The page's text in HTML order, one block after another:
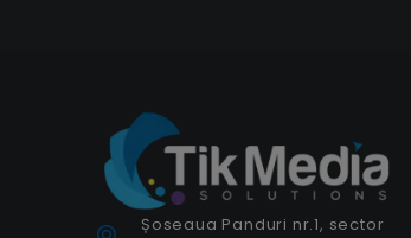
Șoseaua Panduri nr.1, sector